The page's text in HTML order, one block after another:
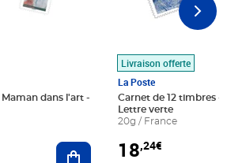
dans l'art -
Ajouter au panier
Livraison offerte
La Poste
Carnet de 12 timbres - Le
Lettre verte
20g / France
18,24€